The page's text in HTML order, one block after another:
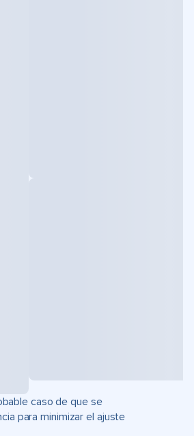
caso de que se
para minimizar el ajuste